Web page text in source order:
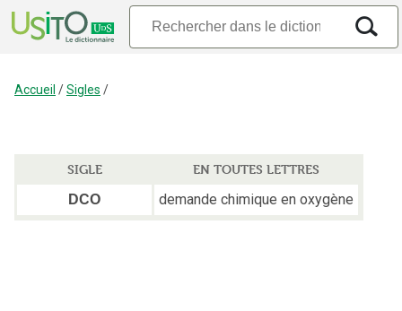
Accueil /Sigles /
SIGLE
EN TOUTES LETTRES
DCO
demande chimique en oxygène